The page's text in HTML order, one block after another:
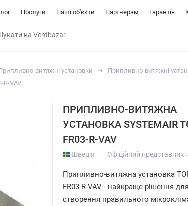
Послуги Наші об'єкти Партнерам Гарантія
витяжні установки
Припливно-витяжні
R-VAV
ПРИПЛИВНО-ВИТЯЖНА
УСТАНОВКА SYSTEMAIR
FR03-R-VAV
Швеція Офіційний представник:
Припливно-витяжна установка
FR03-R-VAV - найкраще рішення для
створення правильного